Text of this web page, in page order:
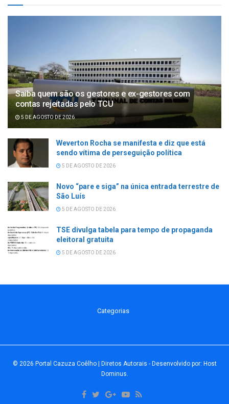
Saiba quem são os gestores e ex-gestores com
contas rejeitadas pelo TCU
5 DE AGOSTO DE 2026
Weverton Rocha se manifesta e diz que está
sendo vítima de perseguição política
5 DE AGOSTO DE 2026
Novo “pare e siga” na única entrada terrestre de
São Luís
5 DE AGOSTO DE 2026
TSE divulga tabela para tempo de propaganda
eleitoral gratuita
5 DE AGOSTO DE 2026
Categorias
© 2026 Portal Cazuza Coêlho | Diretos Autorais - Desenvolvido por: Host
Dominus.